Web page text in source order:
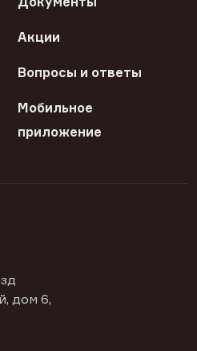
Акции
Вопросы и ответы
Мобильное
приложение
дом 6,